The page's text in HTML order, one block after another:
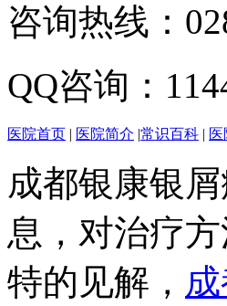
咨询热线：
QQ咨询：
医院首页 | 医院简介 |常识百科 | 医
成都银康银
息，对治疗
特的见解，